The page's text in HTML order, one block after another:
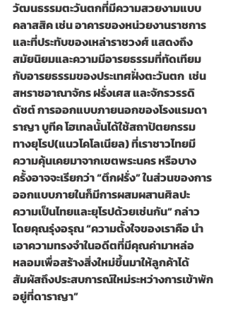
วัฒนธรรมตะวันตกที่มีความสวยงามแบบ
คลาสสิค เช่น อาคารของหน่วยงานราชการ
และที่ประทับของเหล่าราชวงศ์ แสดงถึง
สมัยนิยมและความมีอารยธรรมที่ทัดเทียม
กับอารยธรรมของประเทศฝั่งตะวันตก  เช่น
สหราชอาณาจักร ฝรั่งเศส และจักรวรรดิ
ดัชต์ การออกแบบภายนอกของโรงแรมดา
ราญา บูทีค โฮเทลนั้นได้ใช้สถาปัตยกรรม
ทางยุโรป(แนวโคโลเนียล) ที่เราชาวไทยมี
ความคุ้นเคยมาจากเขตพระนคร หรือบาง
ครั้งอาจจะเรียกว่า “ตึกฝรั่ง” ในส่วนของการ
ออกแบบภายในก็มีการผสมผสานศิลปะ
ความเป็นไทยและยุโรปด้วยเช่นกัน” กล่าว
โดยคุณรุ่งอรุณ “ความตั้งใจของเราคือ นำ
เอาความทรงจำในอดีตที่มีคุณค่ามาหล่อ
หลอมเพื่อสร้างสิ่งใหม่ขึ้นมาให้ลูกค้าได้
สัมผัสถึงประสบการณ์ใหม่ระหว่างการเข้าพัก
อยู่ที่ดาราญา”